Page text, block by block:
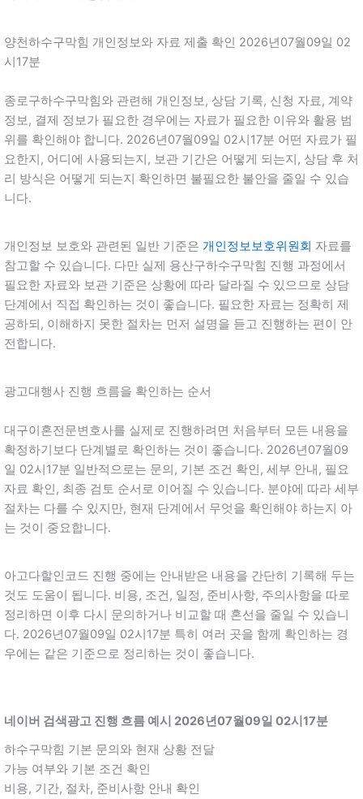
양천하수구막힘 개인정보와 자료 제출 확인 2026년07월09일 02
시17분
종로구하수구막힘와 관련해 개인정보, 상담 기록, 신청 자료, 계약
정보, 결제 정보가 필요한 경우에는 자료가 필요한 이유와 활용 범
위를 확인해야 합니다. 2026년07월09일 02시17분 어떤 자료가 필
요한지, 어디에 사용되는지, 보관 기간은 어떻게 되는지, 상담 후 처
리 방식은 어떻게 되는지 확인하면 불필요한 불안을 줄일 수 있습
니다.
개인정보 보호와 관련된 일반 기준은 개인정보보호위원회 자료를
참고할 수 있습니다. 다만 실제 용산구하수구막힘 진행 과정에서
필요한 자료와 보관 기준은 상황에 따라 달라질 수 있으므로 상담
단계에서 직접 확인하는 것이 좋습니다. 필요한 자료는 정확히 제
공하되, 이해하지 못한 절차는 먼저 설명을 듣고 진행하는 편이 안
전합니다.
광고대행사 진행 흐름을 확인하는 순서
대구이혼전문변호사를 실제로 진행하려면 처음부터 모든 내용을
확정하기보다 단계별로 확인하는 것이 좋습니다. 2026년07월09
일 02시17분 일반적으로는 문의, 기본 조건 확인, 세부 안내, 필요
자료 확인, 최종 검토 순서로 이어질 수 있습니다. 분야에 따라 세부
절차는 다를 수 있지만, 현재 단계에서 무엇을 확인해야 하는지 아
는 것이 중요합니다.
아고다할인코드 진행 중에는 안내받은 내용을 간단히 기록해 두는
것도 도움이 됩니다. 비용, 조건, 일정, 준비사항, 주의사항을 따로
정리하면 이후 다시 문의하거나 비교할 때 혼선을 줄일 수 있습니
다. 2026년07월09일 02시17분 특히 여러 곳을 함께 확인하는 경
우에는 같은 기준으로 정리하는 것이 좋습니다.
네이버 검색광고 진행 흐름 예시 2026년07월09일 02시17분
하수구막힘 기본 문의와 현재 상황 전달
가능 여부와 기본 조건 확인
비용, 기간, 절차, 준비사항 안내 확인